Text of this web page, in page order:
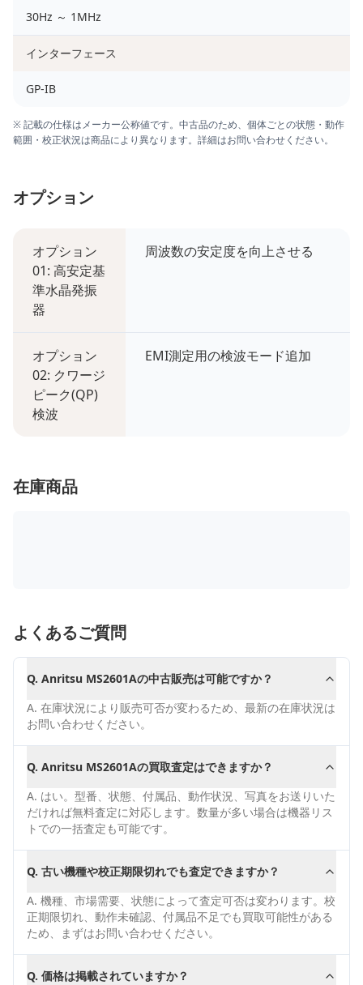
30Hz ～ 1MHz
インターフェース
GP-IB
※ 記載の仕様はメーカー公称値です。中古品のため、個体ごとの状態・動作
範囲・校正状況は商品により異なります。詳細はお問い合わせください。
オプション
オプション
01: 高安定基
準水晶発振
器
周波数の安定度を向上させる
オプション
02: クワージ
ピーク(QP)
検波
EMI測定用の検波モード追加
在庫商品
よくあるご質問
Q. Anritsu MS2601Aの中古販売は可能ですか？
A. 在庫状況により販売可否が変わるため、最新の在庫状況は
お問い合わせください。
Q. Anritsu MS2601Aの買取査定はできますか？
A. はい。型番、状態、付属品、動作状況、写真をお送りいた
だければ無料査定に対応します。数量が多い場合は機器リス
トでの一括査定も可能です。
Q. 古い機種や校正期限切れでも査定できますか？
A. 機種、市場需要、状態によって査定可否は変わります。校
正期限切れ、動作未確認、付属品不足でも買取可能性がある
ため、まずはお問い合わせください。
Q. 価格は掲載されていますか？